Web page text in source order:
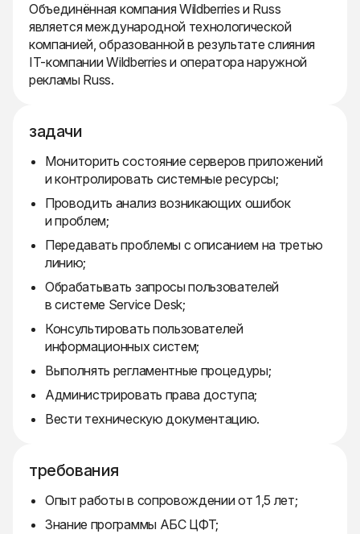
Объединённая компания Wildberries и Russ
является международной технологической
компанией, образованной в результате слияния
IT-компании Wildberries и оператора наружной
рекламы Russ.
задачи
Мониторить состояние серверов приложений
и контролировать системные ресурсы;
Проводить анализ возникающих ошибок
и проблем;
Передавать проблемы с описанием на третью
линию;
Обрабатывать запросы пользователей
в системе Service Desk;
Консультировать пользователей
информационных систем;
Выполнять регламентные процедуры;
Администрировать права доступа;
Вести техническую документацию.
требования
Опыт работы в сопровождении от 1,5 лет;
Знание программы АБС ЦФТ;